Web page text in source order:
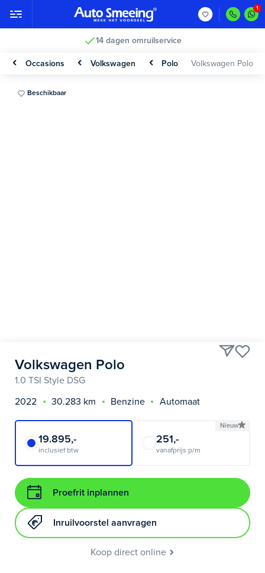
14 dagen omruilservice
Occasions Volkswagen Polo Volkswagen Polo
Beschikbaar
Volkswagen Polo
1.0 TSI Style DSG
2022
30.283 km Benzine Automaat
19.895,-
inclusief btw
Nieuw
251,-
vanafprijs p/m
Proefrit inplannen
Inruilvoorstel aanvragen
Koop direct online